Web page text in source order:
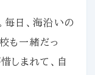
毎日、海沿いの
も一緒だっ
しまれて、自